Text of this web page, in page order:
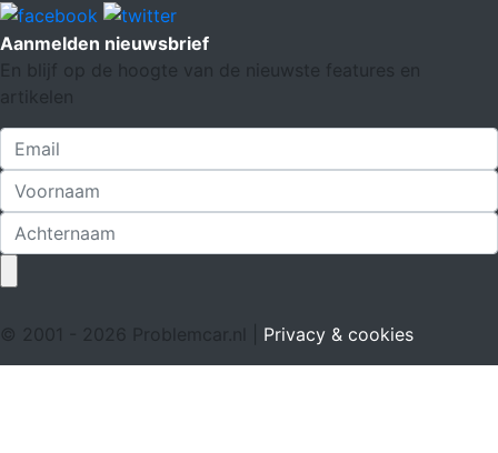
Aanmelden nieuwsbrief
En blijf op de hoogte van de nieuwste features en
artikelen
© 2001 - 2026 Problemcar.nl | Privacy & cookies